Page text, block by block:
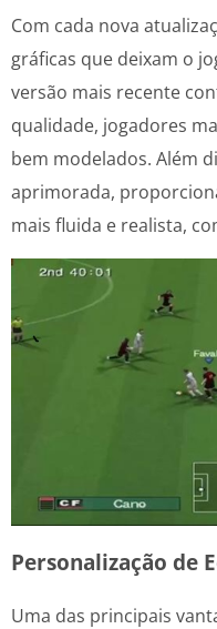
Com cada nova
gráficas que deixam o
versão mais recente
qualidade, jogadores
bem modelados. Além
aprimorada,
mais fluida e realista,
Personalização de
Uma das principais